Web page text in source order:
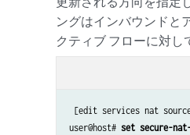
ングはインバウンドと
クティブ フローに対し
[edit services nat
user@host# set secure-